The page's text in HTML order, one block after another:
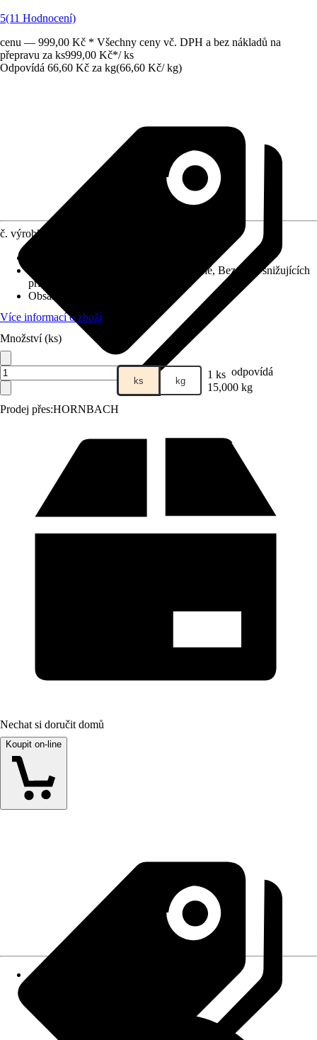
5(11 Hodnocení)
cenu — 999,00 Kč * Všechny ceny vč. DPH a bez nákladů na
přepravu za ks999,00 Kč*/ ks
Odpovídá 66,60 Kč za kg(66,60 Kč/ kg)
Prodej přes:HORNBACH
č. výrobku
Čisté, Pevné, Suché, Bez látek snižujících
přilnavost, Nosné, Bez trhlin, Rovné
Obsah
Více informací o zboží
Množství (ks)
ks kg 1 ks odpovídá
15,000 kg
Nechat si doručit domů
Koupit on-line